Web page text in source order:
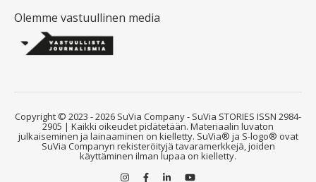
Olemme vastuullinen media
Copyright © 2023 - 2026 SuVia Company - SuVia STORIES ISSN 2984-
2905 | Kaikki oikeudet pidätetään. Materiaalin luvaton
julkaiseminen ja lainaaminen on kielletty. SuVia® ja S-logo® ovat
SuVia Companyn rekisteröityjä tavaramerkkejä, joiden
käyttäminen ilman lupaa on kielletty.